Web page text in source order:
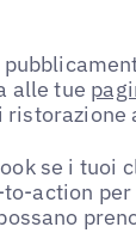
alle tue
se i tuoi
action